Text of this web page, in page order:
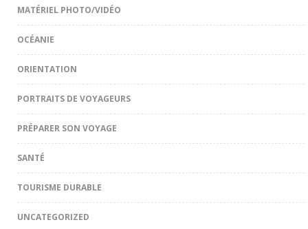
MATÉRIEL PHOTO/VIDÉO
OCÉANIE
ORIENTATION
PORTRAITS DE VOYAGEURS
PRÉPARER SON VOYAGE
SANTÉ
TOURISME DURABLE
UNCATEGORIZED